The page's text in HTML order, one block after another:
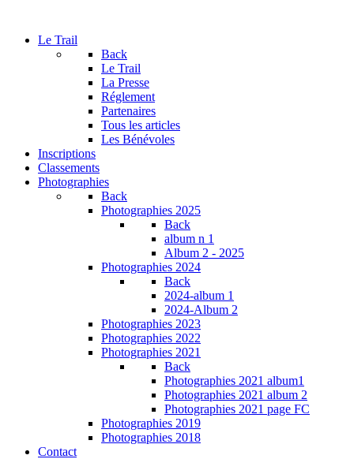
Le Trail
Back
Le Trail
La Presse
Réglement
Partenaires
Tous les articles
Les Bénévoles
Inscriptions
Classements
Photographies
Back
Photographies 2025
Back
album n 1
Album 2 - 2025
Photographies 2024
Back
2024-album 1
2024-Album 2
Photographies 2023
Photographies 2022
Photographies 2021
Back
Photographies 2021 album1
Photographies 2021 album 2
Photographies 2021 page FC
Photographies 2019
Photographies 2018
Contact